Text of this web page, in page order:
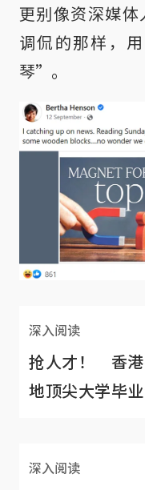
更别像资深媒体
调侃的那样，
琴”。
深入阅读
抢人才！ 香港
地顶尖大学毕
深入阅读